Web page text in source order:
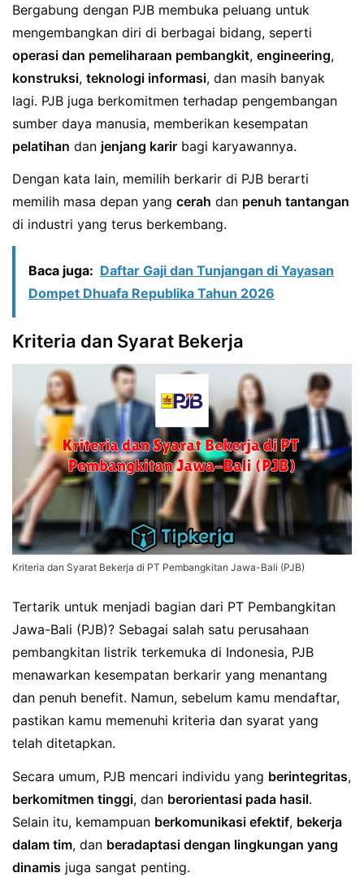
Bergabung dengan PJB membuka peluang untuk
mengembangkan diri di berbagai bidang, seperti
operasi dan pemeliharaan pembangkit, engineering,
konstruksi, teknologi informasi, dan masih banyak
lagi. PJB juga berkomitmen terhadap pengembangan
sumber daya manusia, memberikan kesempatan
pelatihan dan jenjang karir bagi karyawannya.
Dengan kata lain, memilih berkarir di PJB berarti
memilih masa depan yang cerah dan penuh tantangan
di industri yang terus berkembang.
Baca juga: Daftar Gaji dan Tunjangan di Yayasan
Dompet Dhuafa Republika Tahun 2026
Kriteria dan Syarat Bekerja
Kriteria dan Syarat Bekerja di PT Pembangkitan Jawa-Bali (PJB)
Tertarik untuk menjadi bagian dari PT Pembangkitan
Jawa-Bali (PJB)? Sebagai salah satu perusahaan
pembangkitan listrik terkemuka di Indonesia, PJB
menawarkan kesempatan berkarir yang menantang
dan penuh benefit. Namun, sebelum kamu mendaftar,
pastikan kamu memenuhi kriteria dan syarat yang
telah ditetapkan.
Secara umum, PJB mencari individu yang berintegritas,
berkomitmen tinggi, dan berorientasi pada hasil.
Selain itu, kemampuan berkomunikasi efektif, bekerja
dalam tim, dan beradaptasi dengan lingkungan yang
dinamis juga sangat penting.